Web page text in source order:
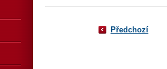
Předchozí